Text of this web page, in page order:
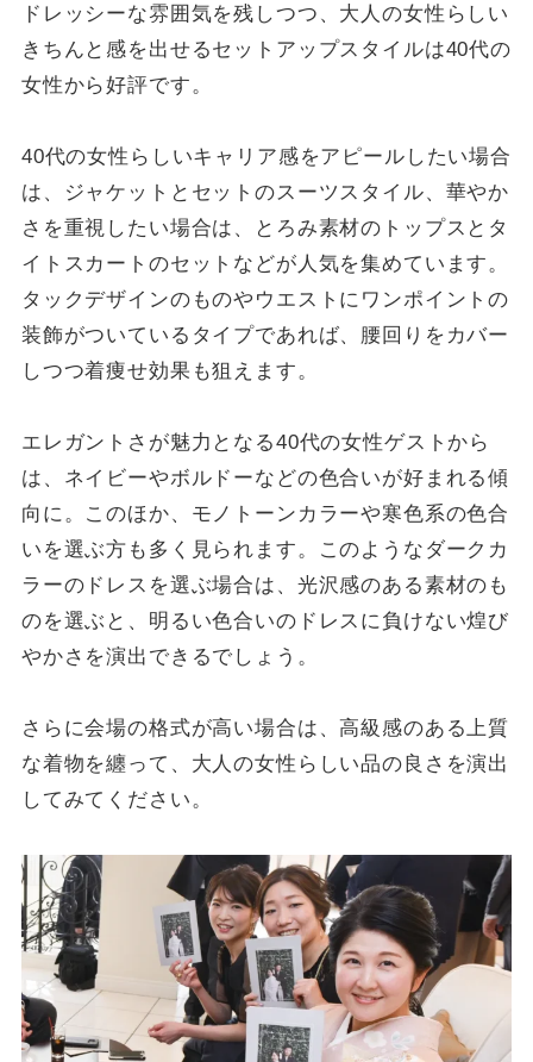
ドレッシーな雰囲気を残しつつ、大人の女性らしい
きちんと感を出せるセットアップスタイルは40代の
女性から好評です。
40代の女性らしいキャリア感をアピールしたい場合
は、ジャケットとセットのスーツスタイル、華やか
さを重視したい場合は、とろみ素材のトップスとタ
イトスカートのセットなどが人気を集めています。
タックデザインのものやウエストにワンポイントの
装飾がついているタイプであれば、腰回りをカバー
しつつ着痩せ効果も狙えます。
エレガントさが魅力となる40代の女性ゲストから
は、ネイビーやボルドーなどの色合いが好まれる傾
向に。このほか、モノトーンカラーや寒色系の色合
いを選ぶ方も多く見られます。このようなダークカ
ラーのドレスを選ぶ場合は、光沢感のある素材のも
のを選ぶと、明るい色合いのドレスに負けない煌び
やかさを演出できるでしょう。
さらに会場の格式が高い場合は、高級感のある上質
な着物を纏って、大人の女性らしい品の良さを演出
してみてください。